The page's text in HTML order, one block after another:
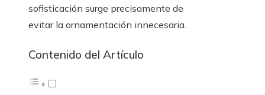
sofisticación surge precisamente de
evitar la ornamentación innecesaria.
Contenido del Artículo